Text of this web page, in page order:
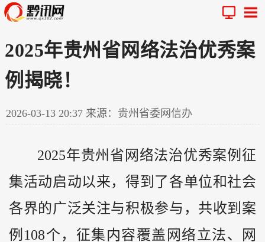
2025年贵州省网络法治优秀案
例揭晓！
2026-03-13 20:37 来源：贵州省委网信办
2025年贵州 省网络法治优秀案例征
集活动启动以来，得到了各单位和社会
各界的广泛关注与积极参与，共收到案
例108个，征集内容覆盖网络立法、网